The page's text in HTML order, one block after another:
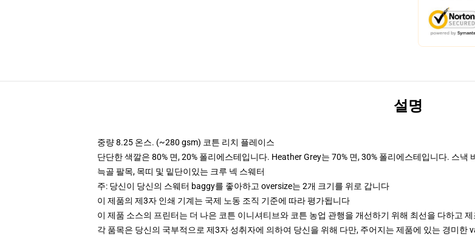
설명
중량 8.25 온스. (~280 gsm) 코튼 리치 플레이스
단단한 색깔은 80% 면, 20% 폴리에스테입니다. Heather Grey는 70% 면, 30% 폴리에스테입니다. 스낵
늑골 팔목, 목띠 및 밑단이있는 크루 넥 스웨터
주: 당신이 당신의 스웨터 baggy를 좋아하고 oversize는 2개 크기를 위로 갑니다
이 제품의 제3자 인쇄 기계는 국제 노동 조직 기준에 따라 평가됩니다
이 제품 소스의 프린터는 더 나은 코튼 이니셔티브와 코튼 농업 관행을 개선하기 위해 최선을 다하고
각 품목은 당신의 국부적으로 제3자 성취자에 의하여 당신을 위해 다만, 주어지는 제품에 있는 경미한